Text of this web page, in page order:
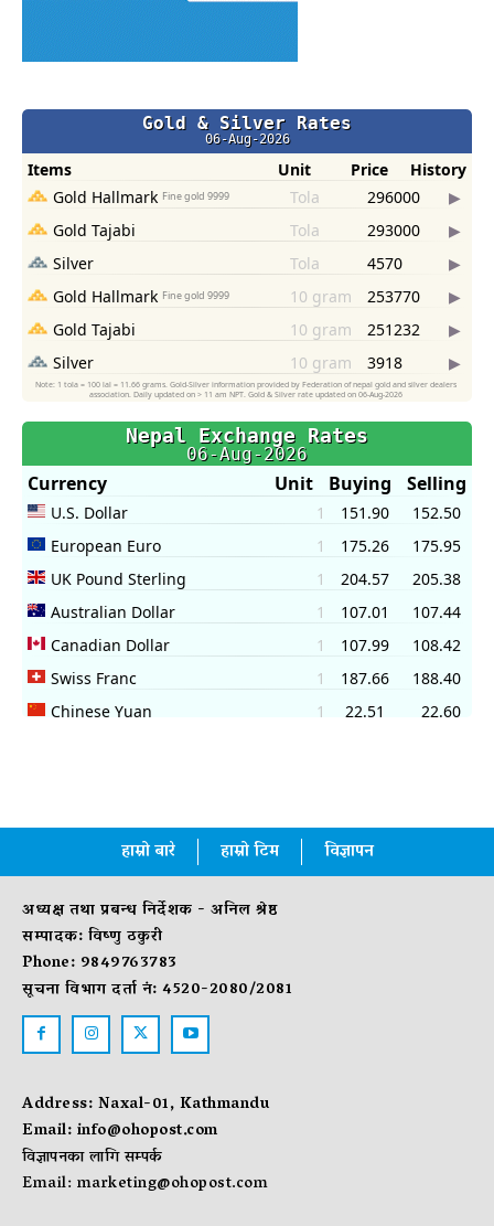
हाम्रो बारे हाम्रो टिम विज्ञापन
अध्यक्ष तथा प्रबन्ध निर्देशक - अनिल श्रेष्ठ
सम्पादक: विष्णु ठकुरी
Phone: 9849763783
सूचना विभाग दर्ता नं: 4520-2080/2081
Address: Naxal-01, Kathmandu
Email:info@ohopost.com
विज्ञापनका लागि सम्पर्क
Email:marketing@ohopost.com